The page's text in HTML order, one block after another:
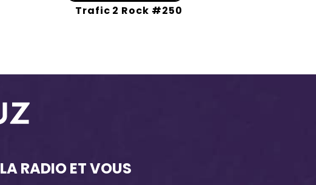
Trafic 2 Rock #250
LA RADIO ET VOUS